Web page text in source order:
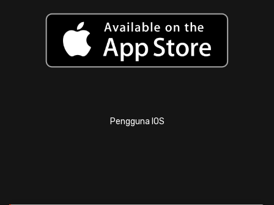
Pengguna IOS